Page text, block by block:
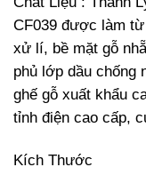
CF039 được làm
xử lí, bề mặt gỗ
phủ lớp dầu chống
ghế gỗ xuất khẩu
tỉnh điện cao cấp,
Kích Thước